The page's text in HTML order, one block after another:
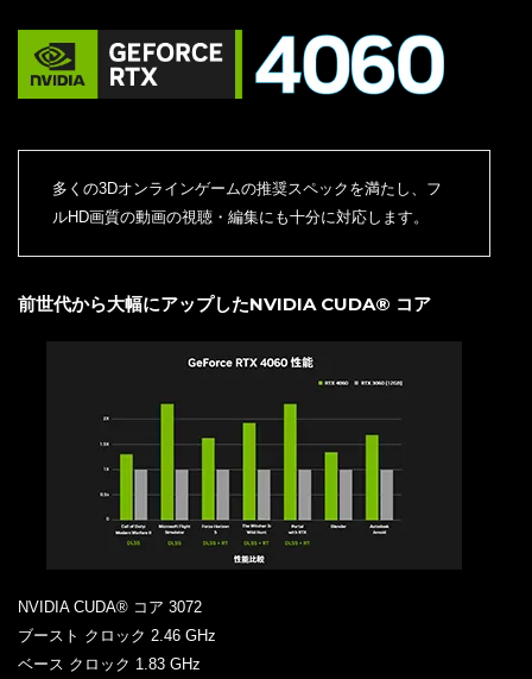
多くの3Dオンラインゲームの推奨スペックを満たし、フ
ルHD画質の動画の視聴・編集にも十分に対応します。
前世代から大幅にアップしたNVIDIA CUDA® コア
NVIDIA CUDA® コア 3072
ブースト クロック 2.46 GHz
ベース クロック 1.83 GHz